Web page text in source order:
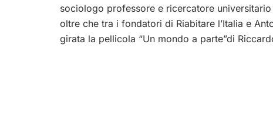
sociologo professore e ricercatore
oltre che tra i fondatori di Riabitare l’Italia e
girata la pellicola “Un mondo a parte”di